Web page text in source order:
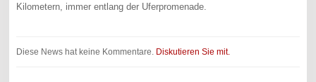
Kilometern, immer entlang der Uferpromenade.
Diese News hat keine Kommentare. Diskutieren Sie mit.